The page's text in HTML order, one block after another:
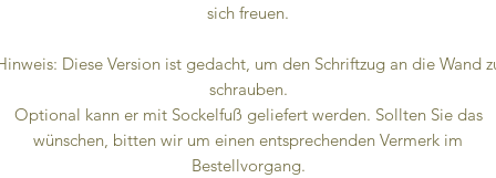
sich freuen.
Diese Version ist gedacht, um den Schriftzug an die Wand
schrauben.
Optional kann er mit Sockelfuß geliefert werden. Sollten Sie das
wünschen, bitten wir um einen entsprechenden Vermerk im
Bestellvorgang.